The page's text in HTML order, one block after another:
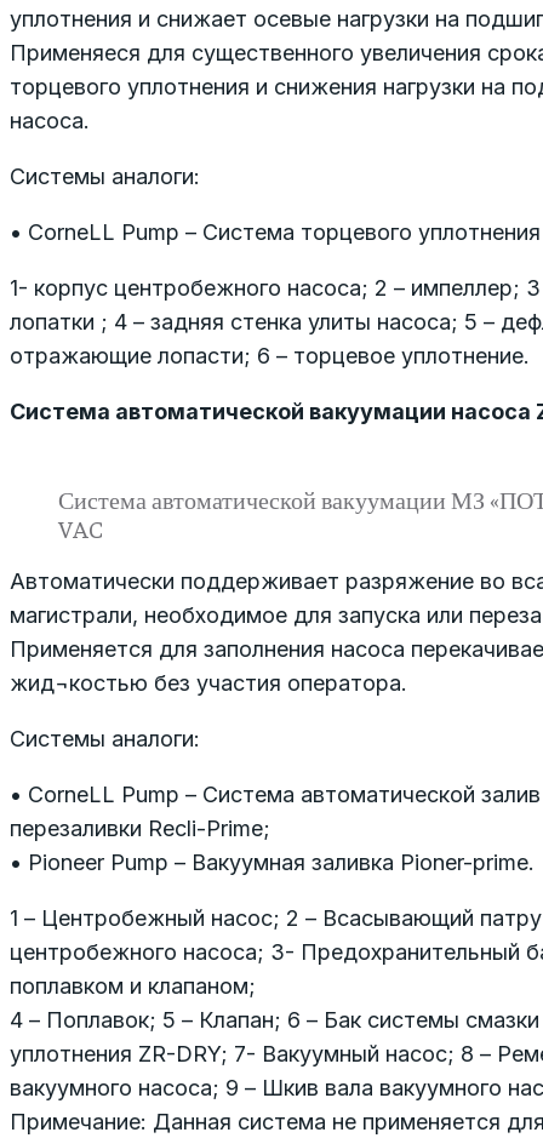
уплотнения и снижает осевые нагрузки на
Применяеся для существенного увеличения
торцевого уплотнения и снижения нагрузки на
насоса.
Системы аналоги:
• CorneLL Pump – Система торцевого
1- корпус центробежного насоса; 2 – импеллер;
лопатки ; 4 – задняя стенка улиты насоса; 5 –
отражающие лопасти; 6 – торцевое уплотнение.
Система автоматической вакуумации насоса
Система автоматической вакуумации МЗ
VAC
Автоматически поддерживает разряжение во
магистрали, необходимое для запуска или
Применяется для заполнения насоса
жид¬костью без участия оператора.
Системы аналоги:
• CorneLL Pump – Система автоматической
перезаливки Recli-Prime;
• Pioneer Pump – Вакуумная заливка Pioner-prime.
1 – Центробежный насос; 2 – Всасывающий
центробежного насоса; 3- Предохранительный
поплавком и клапаном;
4 – Поплавок; 5 – Клапан; 6 – Бак системы
уплотнения ZR-DRY; 7- Вакуумный насос; 8 –
вакуумного насоса; 9 – Шкив вала вакуумного
Примечание: Данная система не применяется